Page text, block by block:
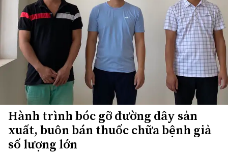
Hành trình bóc gỡ đường dây sản
xuất, buôn bán thuốc chữa bệnh giả
số lượng lớn